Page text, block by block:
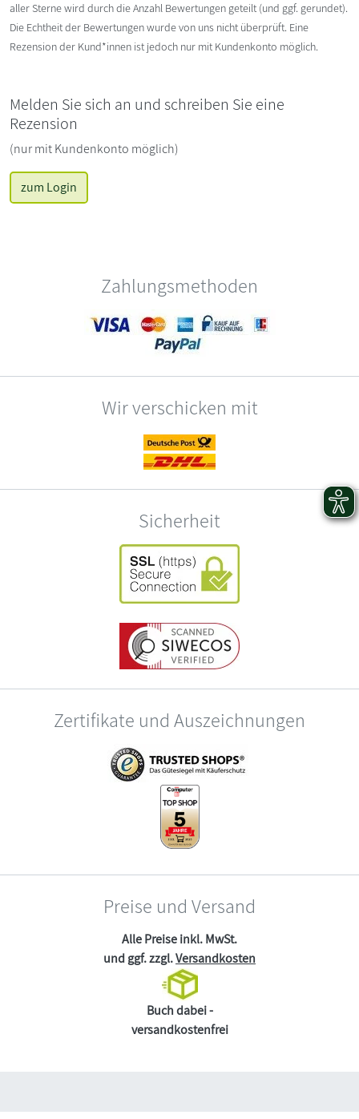
aller Sterne wird durch die Anzahl Bewertungen geteilt (und ggf. gerundet).
Die Echtheit der Bewertungen wurde von uns nicht überprüft. Eine
Rezension der Kund*innen ist jedoch nur mit Kundenkonto möglich.
Melden Sie sich an und schreiben Sie eine
Rezension
(nur mit Kundenkonto möglich)
zum Login
Zahlungsmethoden
Wir verschicken mit
Sicherheit
Zertifikate und Auszeichnungen
Preise und Versand
Alle Preise inkl. MwSt.
und ggf. zzgl.Versandkosten
Buch dabei -
versandkostenfrei